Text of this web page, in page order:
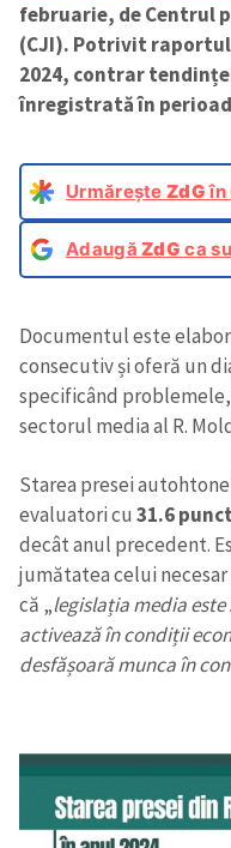
februarie, de Centrul
(CJI). Potrivit
2024, contrar
înregistrată în
Urmărește ZdGîn
AdaugăZdG ca
Documentul este
consecutiv și oferă un
specificând
sectorul media al R.
Starea presei
evaluatori cu 31.6
decât anul precedent.
jumătatea celui
că „legislația media
activează în condiții
desfășoară munca în